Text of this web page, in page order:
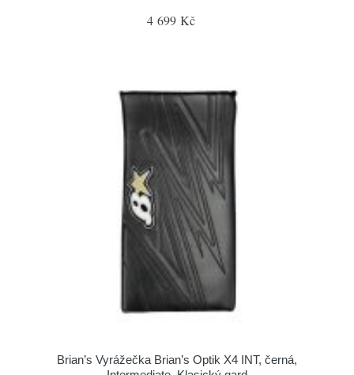
4 699 Kč
Brian’s Vyrážečka Brian’s Optik X4 INT, černá,